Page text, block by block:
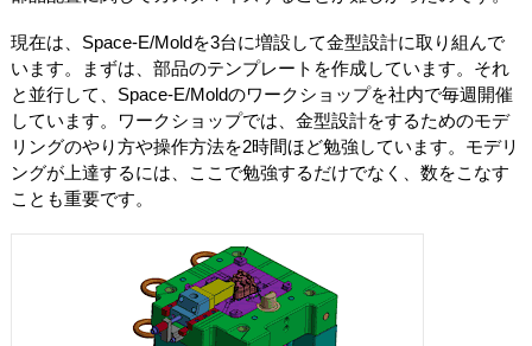
現在は、Space-E/Moldを3台に増設して金型設計に取り組んで
います。まずは、部品のテンプレートを作成しています。それ
と並行して、Space-E/Moldのワークショップを社内で毎週開催
しています。ワークショップでは、金型設計をするためのモデ
リングのやり方や操作方法を2時間ほど勉強しています。モデリ
ングが上達するには、ここで勉強するだけでなく、数をこなす
ことも重要です。